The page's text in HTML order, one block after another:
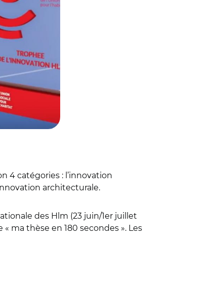
4 catégories : l’innovation
architecturale.
des Hlm (23 juin/1er juillet
ma thèse en 180 secondes ». Les